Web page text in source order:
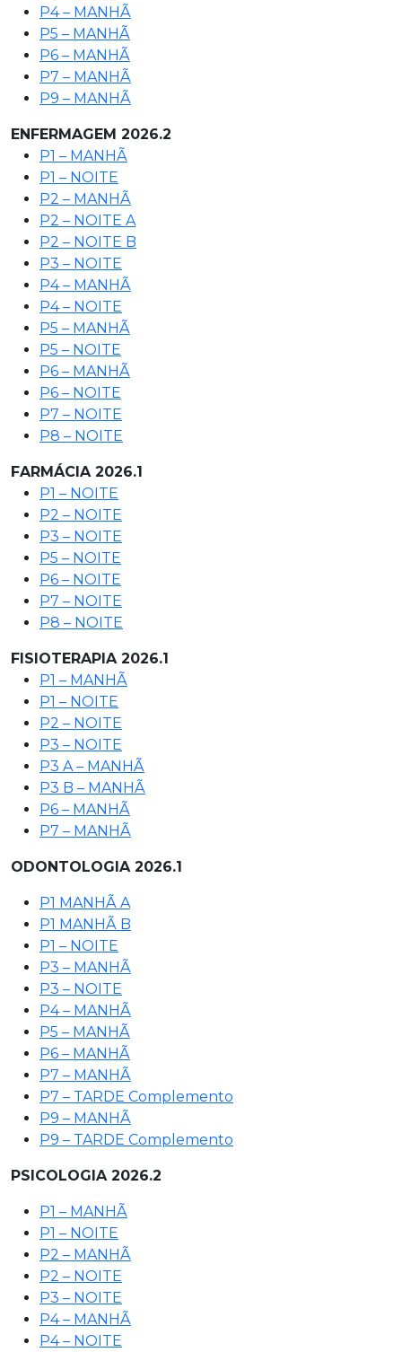
P4 – MANHÃ
P5 – MANHÃ
P6 – MANHÃ
P7 – MANHÃ
P9 – MANHÃ
ENFERMAGEM 2026.2
P1 – MANHÃ
P1 – NOITE
P2 – MANHÃ
P2 – NOITE A
P2 – NOITE B
P3 – NOITE
P4 – MANHÃ
P4 – NOITE
P5 – MANHÃ
P5 – NOITE
P6 – MANHÃ
P6 – NOITE
P7 – NOITE
P8 – NOITE
FARMÁCIA 2026.1
P1 – NOITE
P2 – NOITE
P3 – NOITE
P5 – NOITE
P6 – NOITE
P7 – NOITE
P8 – NOITE
FISIOTERAPIA 2026.1
P1 – MANHÃ
P1 – NOITE
P2 – NOITE
P3 – NOITE
P3 A – MANHÃ
P3 B – MANHÃ
P6 – MANHÃ
P7 – MANHÃ
ODONTOLOGIA 2026.1
P1 MANHÃ A
P1 MANHÃ B
P1 – NOITE
P3 – MANHÃ
P3 – NOITE
P4 – MANHÃ
P5 – MANHÃ
P6 – MANHÃ
P7 – MANHÃ
P7 – TARDE Complemento
P9 – MANHÃ
P9 – TARDE Complemento
PSICOLOGIA 2026.2
P1 – MANHÃ
P1 – NOITE
P2 – MANHÃ
P2 – NOITE
P3 – NOITE
P4 – MANHÃ
P4 – NOITE